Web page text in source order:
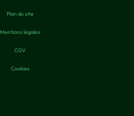
Plan du site
Mentions légales
CGV
Cookies